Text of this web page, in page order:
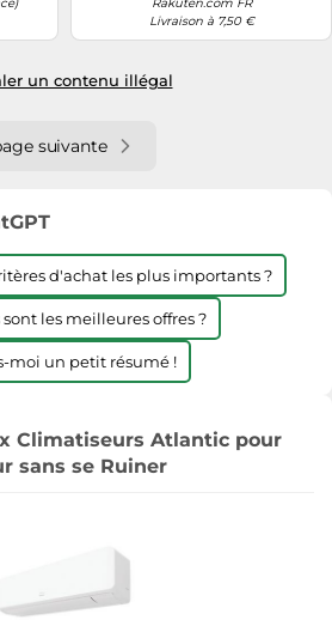
Livraison à 7,50 €
un contenu illégal
suivante
d'achat les plus importants ?
sont les meilleures offres ?
moi un petit résumé !
Climatiseurs Atlantic pour
sans se Ruiner